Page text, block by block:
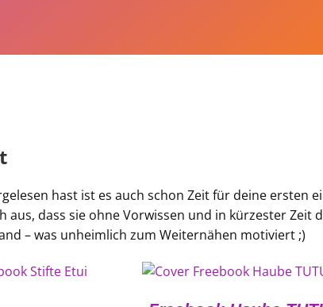
hast ist es auch schon Zeit für deine ersten
aus, dass sie ohne Vorwissen und in kürzester Zeit
– was unheimlich zum Weiternähen motiviert ;)